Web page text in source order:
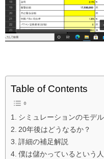
Table of Contents
シミュレーションのモデル
20年後はどうなるか？
詳細の補足解説
僕は儲かっているという